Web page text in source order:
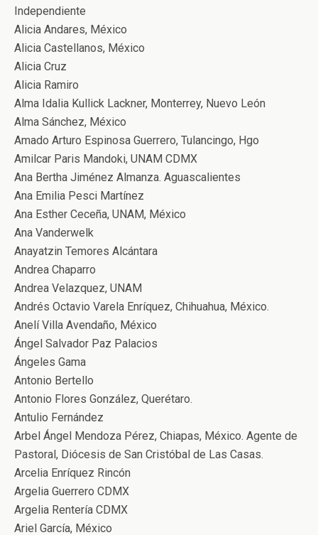
Independiente
Alicia Andares, México
Alicia Castellanos, México
Alicia Cruz
Alicia Ramiro
Alma Idalia Kullick Lackner, Monterrey, Nuevo León
Alma Sánchez, México
Amado Arturo Espinosa Guerrero, Tulancingo, Hgo
Amilcar Paris Mandoki, UNAM CDMX
Ana Bertha Jiménez Almanza. Aguascalientes
Ana Emilia Pesci Martínez
Ana Esther Ceceña, UNAM, México
Ana Vanderwelk
Anayatzin Temores Alcántara
Andrea Chaparro
Andrea Velazquez, UNAM
Andrés Octavio Varela Enríquez, Chihuahua, México.
Anelí Villa Avendaño, México
Ángel Salvador Paz Palacios
Ángeles Gama
Antonio Bertello
Antonio Flores González, Querétaro.
Antulio Fernández
Arbel Ángel Mendoza Pérez, Chiapas, México. Agente de
Pastoral, Diócesis de San Cristóbal de Las Casas.
Arcelia Enríquez Rincón
Argelia Guerrero CDMX
Argelia Rentería CDMX
Ariel García, México